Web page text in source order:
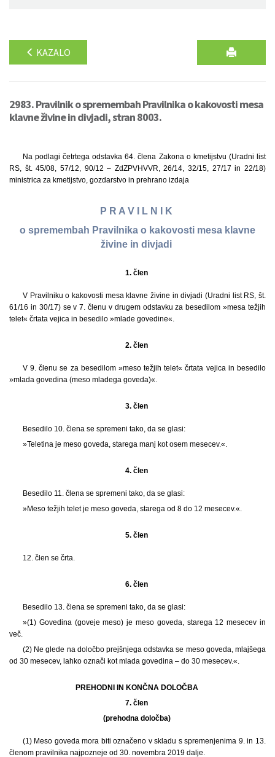
KAZALO
2983. Pravilnik o spremembah Pravilnika o kakovosti mesa
klavne živine in divjadi, stran 8003.
Na podlagi četrtega odstavka 64. člena Zakona o kmetijstvu (Uradni list
RS, št. 45/08, 57/12, 90/12 – ZdZPVHVVR, 26/14, 32/15, 27/17 in 22/18)
ministrica za kmetijstvo, gozdarstvo in prehrano izdaja
P R A V I L N I K
o spremembah Pravilnika o kakovosti mesa klavne
živine in divjadi
1. člen
V Pravilniku o kakovosti mesa klavne živine in divjadi (Uradni list RS, št.
61/16 in 30/17) se v 7. členu v drugem odstavku za besedilom »mesa težjih
telet« črtata vejica in besedilo »mlade govedine«.
2. člen
V 9. členu se za besedilom »meso težjih telet« črtata vejica in besedilo
»mlada govedina (meso mladega goveda)«.
3. člen
Besedilo 10. člena se spremeni tako, da se glasi:
»Teletina je meso goveda, starega manj kot osem mesecev.«.
4. člen
Besedilo 11. člena se spremeni tako, da se glasi:
»Meso težjih telet je meso goveda, starega od 8 do 12 mesecev.«.
5. člen
12. člen se črta.
6. člen
Besedilo 13. člena se spremeni tako, da se glasi:
»(1) Govedina (goveje meso) je meso goveda, starega 12 mesecev in
več.
(2) Ne glede na določbo prejšnjega odstavka se meso goveda, mlajšega
od 30 mesecev, lahko označi kot mlada govedina – do 30 mesecev.«.
PREHODNI IN KONČNA DOLOČBA
7. člen
(prehodna določba)
(1) Meso goveda mora biti označeno v skladu s spremenjenima 9. in 13.
členom pravilnika najpozneje od 30. novembra 2019 dalje.